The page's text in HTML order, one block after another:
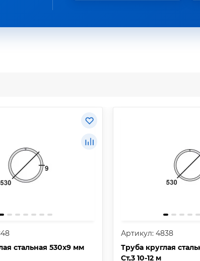
стальная 530х9 мм
Артикул: 4838
Труба круглая
Ст,3 10-12 м